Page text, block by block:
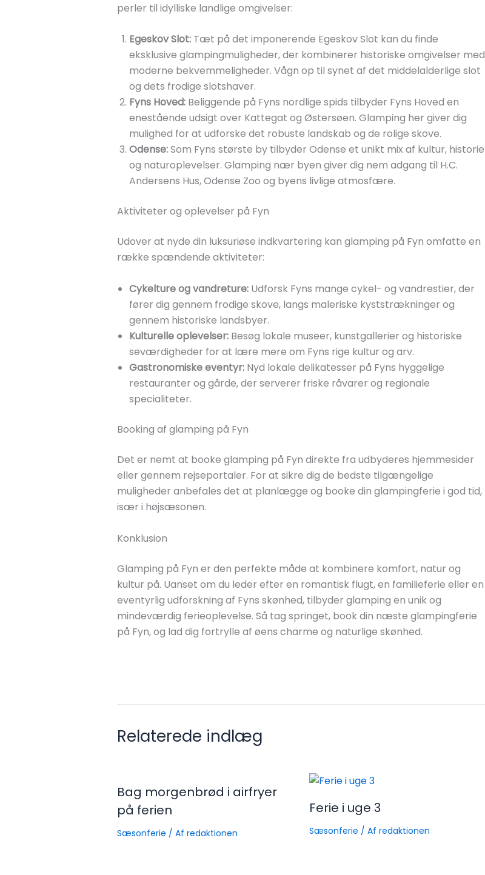
perler til idylliske landlige omgivelser:
Egeskov Slot:Tæt på det imponerende Egeskov Slot kan du finde
eksklusive glampingmuligheder, der kombinerer historiske omgivelser med
moderne bekvemmeligheder. Vågn op til synet af det middelalderlige slot
og dets frodige slotshaver.
Fyns Hoved:Beliggende på Fyns nordlige spids tilbyder Fyns Hoved en
enestående udsigt over Kattegat og Østersøen. Glamping her giver dig
mulighed for at udforske det robuste landskab og de rolige skove.
Odense:Som Fyns største by tilbyder Odense et unikt mix af kultur, historie
og naturoplevelser. Glamping nær byen giver dig nem adgang til H.C.
Andersens Hus, Odense Zoo og byens livlige atmosfære.
Aktiviteter og oplevelser på Fyn
Udover at nyde din luksuriøse indkvartering kan glamping på Fyn omfatte en
række spændende aktiviteter:
Cykelture og vandreture:Udforsk Fyns mange cykel- og vandrestier, der
fører dig gennem frodige skove, langs maleriske kyststrækninger og
gennem historiske landsbyer.
Kulturelle oplevelser:Besøg lokale museer, kunstgallerier og historiske
seværdigheder for at lære mere om Fyns rige kultur og arv.
Gastronomiske eventyr:Nyd lokale delikatesser på Fyns hyggelige
restauranter og gårde, der serverer friske råvarer og regionale
specialiteter.
Booking af glamping på Fyn
Det er nemt at booke glamping på Fyn direkte fra udbyderes hjemmesider
eller gennem rejseportaler. For at sikre dig de bedste tilgængelige
muligheder anbefales det at planlægge og booke din glampingferie i god tid,
især i højsæsonen.
Konklusion
Glamping på Fyn er den perfekte måde at kombinere komfort, natur og
kultur på. Uanset om du leder efter en romantisk flugt, en familieferie eller en
eventyrlig udforskning af Fyns skønhed, tilbyder glamping en unik og
mindeværdig ferieoplevelse. Så tag springet, book din næste glampingferie
på Fyn, og lad dig fortrylle af øens charme og naturlige skønhed.
Relaterede indlæg
Bag morgenbrød i airfryer
på ferien
Sæsonferie / Af redaktionen
Ferie i uge 3
Sæsonferie / Afredaktionen